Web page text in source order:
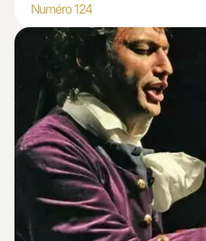
Numéro 124